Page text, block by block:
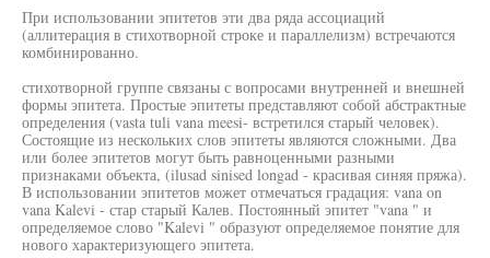
При использовании эпитетов эти два ряда ассоциаций
(аллитерация в стихотворной строке и параллелизм) встречаются
комбинированно.
стихотворной группе связаны с вопросами внутренней и внешней
формы эпитета. Простые эпитеты представляют собой абстрактные
определения (vasta tuli vana meesi- встретился старый человек).
Состоящие из нескольких слов эпитеты являются сложными. Два
или более эпитетов могут быть равноценными разными
признаками объекта, (ilusad sinised longad - красивая синяя пряжа).
В использовании эпитетов может отмечаться градация: vana on
vana Kalevi - стар старый Калев. Постоянный эпитет "vana " и
определяемое слово "Kalevi " образуют определяемое понятие для
нового характеризующего эпитета.